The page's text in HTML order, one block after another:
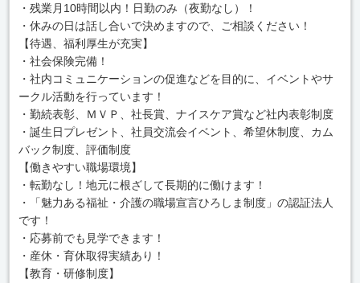
・残業月10時間以内！日勤のみ（夜勤なし）！
・休みの日は話し合いで決めますので、ご相談ください！
【待遇、福利厚生が充実】
・社会保険完備！
・社内コミュニケーションの促進などを目的に、イベントやサ
ークル活動を行っています！
・勤続表彰、ＭＶＰ、社長賞、ナイスケア賞など社内表彰制度
・誕生日プレゼント、社員交流会イベント、希望休制度、カム
バック制度、評価制度
【働きやすい職場環境】
・転勤なし！地元に根ざして長期的に働けます！
・「魅力ある福祉・介護の職場宣言ひろしま制度」の認証法人
です！
・応募前でも見学できます！
・産休・育休取得実績あり！
【教育・研修制度】